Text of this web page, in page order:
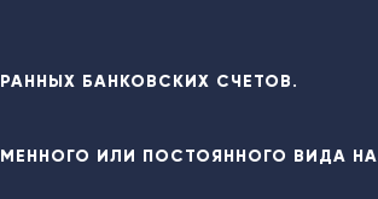
БАНКОВСКИХ СЧЕТОВ.
ИЛИ ПОСТОЯННОГО ВИДА НА